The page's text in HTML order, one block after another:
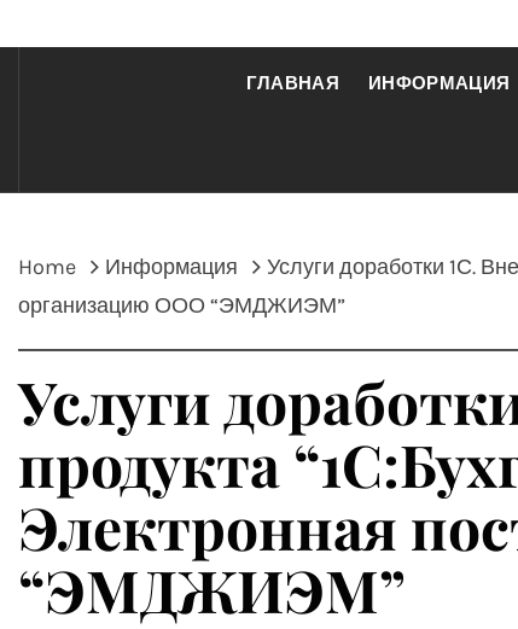
ГЛАВНАЯ ИНФОРМАЦИЯ
Home Информация
Услуги доработки 1С.
организацию ООО “ЭМДЖИЭМ”
Услуги
продукта
Электронная
“ЭМДЖИЭМ”